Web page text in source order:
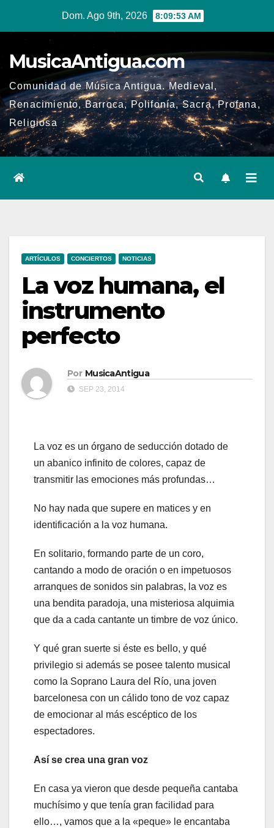
Dom. Ago 9th, 2026 8:09:54 AM
MusicaAntigua.com
Comunidad de Música Antigua. Medieval,
Renacimiento, Barroca, Polifonía, Sacra, Profana,
Religiosa
ARTÍCULOS CONCIERTOS NOTICIAS
La voz humana, el
instrumento
perfecto
Por MusicaAntigua
SEP 23, 2014
La voz es un órgano de seducción dotado de
un abanico infinito de colores, capaz de
transmitir las emociones más profundas…
No hay nada que supere en matices y en
identificación a la voz humana.
En solitario, formando parte de un coro,
cantando a modo de oración o en impetuosos
arranques de sonidos sin palabras, la voz es
una bendita paradoja, una misteriosa alquimia
que da a cada cantante un timbre de voz único.
Y qué gran suerte si éste es bello, y qué
privilegio si además se posee talento musical
como la Soprano Laura del Río, una joven
barcelonesa con un cálido tono de voz capaz
de emocionar al más escéptico de los
espectadores.
Así se crea una gran voz
En casa ya vieron que desde pequeña cantaba
muchísimo y que tenía gran facilidad para
ello…, vamos que a la «peque» le encantaba